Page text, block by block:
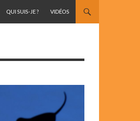
QUI SUIS-JE ? VIDÉOS